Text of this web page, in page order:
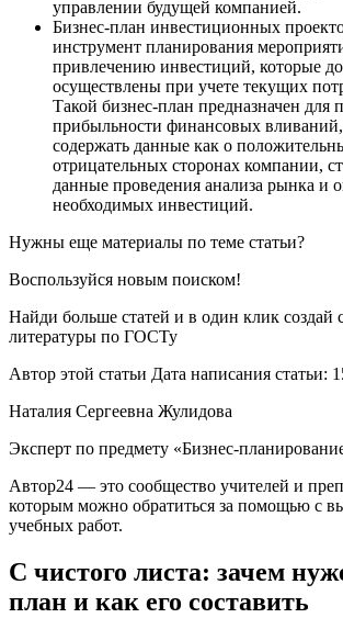
управлении будущей компанией.
Бизнес-план инвестиционных
инструмент планирования
привлечению инвестиций, которые
осуществлены при учете текущих
Такой бизнес-план предназначен для
прибыльности финансовых
содержать данные как о
отрицательных сторонах компании,
данные проведения анализа рынка и
необходимых инвестиций.
Нужны еще материалы по теме статьи?
Воспользуйся новым поиском!
Найди больше статей и в один клик создай
литературы по ГОСТу
Автор этой статьи Дата написания статьи:
Наталия Сергеевна Жулидова
Эксперт по предмету «Бизнес-
Автор24 — это сообщество учителей и
которым можно обратиться за помощью с
учебных работ.
С чистого листа: зачем
план и как его составить